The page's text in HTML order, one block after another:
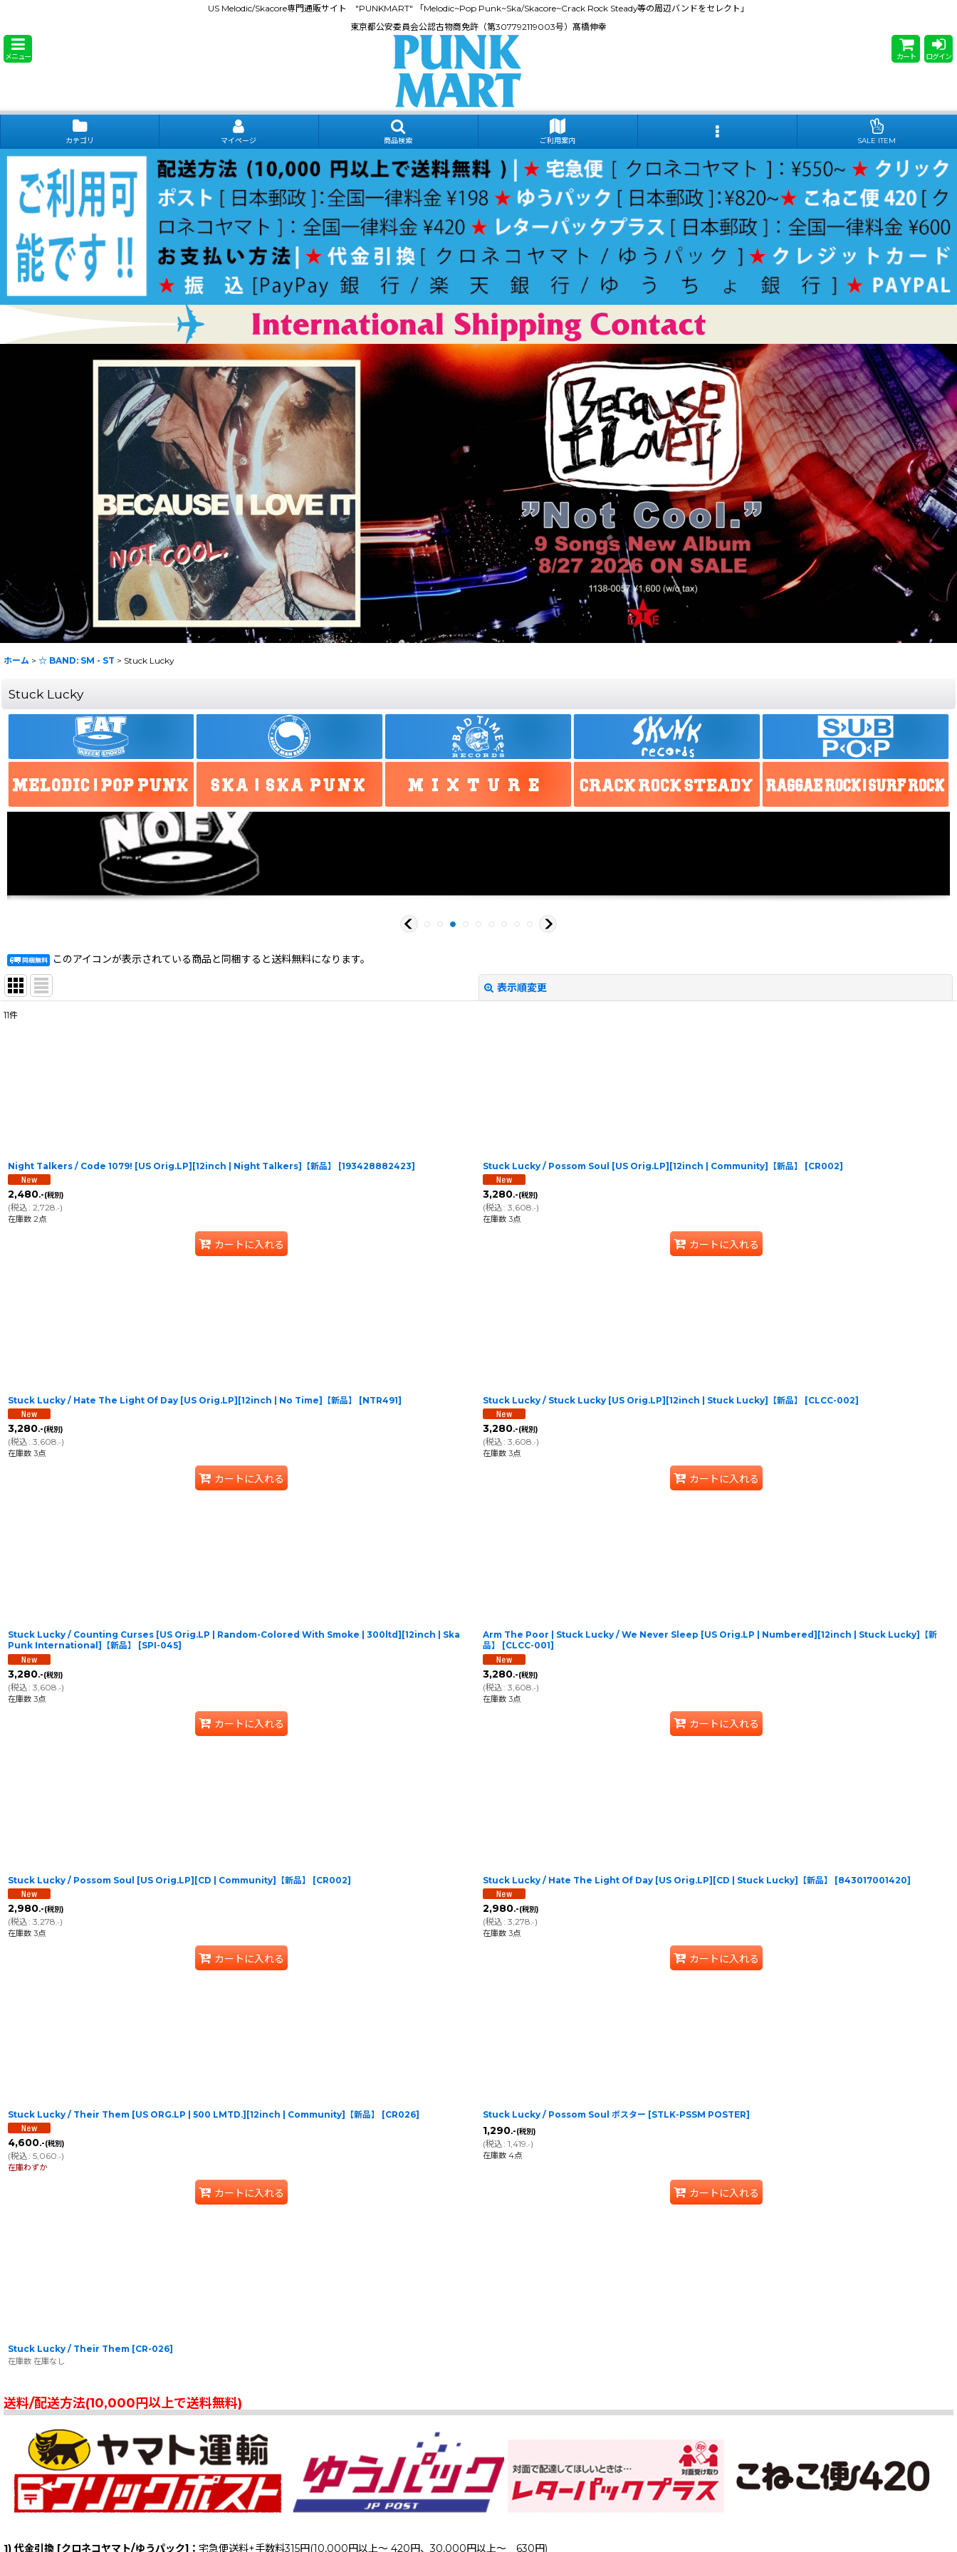
US Melodic/Skacore専門通販サイト "PUNKMART" 「Melodic~Pop Punk~Ska/Skacore~Crack Rock Steady等の周辺バンドをセレクト」
東京都公安委員会公認古物商免許（第307792119003号）髙橋伸幸
メニュー カート ログイン
カテゴリ マイページ 商品検索 ご利用案内 SALE ITEM
ホーム > ☆ BAND: SM - ST > Stuck Lucky
Stuck Lucky
このアイコンが表示されている商品と同梱すると送料無料になります。
表示順変更
11件
Night Talkers / Code 1079! [US Orig.LP][12inch | Night Talkers]【新品】 [193428882423]
2,480.-(税別)
(税込: 2,728.-)
在庫数 2点
カートに入れる
Stuck Lucky / Possom Soul [US Orig.LP][12inch | Community]【新品】 [CR002]
3,280.-(税別)
(税込: 3,608.-)
在庫数 3点
カートに入れる
Stuck Lucky / Hate The Light Of Day [US Orig.LP][12inch | No Time]【新品】 [NTR491]
3,280.-(税別)
(税込: 3,608.-)
在庫数 3点
カートに入れる
Stuck Lucky / Stuck Lucky [US Orig.LP][12inch | Stuck Lucky]【新品】 [CLCC-002]
3,280.-(税別)
(税込: 3,608.-)
在庫数 3点
カートに入れる
Stuck Lucky / Counting Curses [US Orig.LP | Random-Colored With Smoke | 300ltd][12inch | Ska
Punk International]【新品】
[SPI-045]
3,280.-(税別)
(税込: 3,608.-)
在庫数 3点
カートに入れる
Arm The Poor | Stuck Lucky / We Never Sleep [US Orig.LP | Numbered][12inch | Stuck Lucky]【新
品】
[CLCC-001]
3,280.-(税別)
(税込: 3,608.-)
在庫数 3点
カートに入れる
Stuck Lucky / Possom Soul [US Orig.LP][CD | Community]【新品】 [CR002]
2,980.-(税別)
(税込: 3,278.-)
在庫数 3点
カートに入れる
Stuck Lucky / Hate The Light Of Day [US Orig.LP][CD | Stuck Lucky]【新品】 [843017001420]
2,980.-(税別)
(税込: 3,278.-)
在庫数 3点
カートに入れる
Stuck Lucky / Their Them [US ORG.LP | 500 LMTD.][12inch | Community]【新品】 [CR026]
4,600.-(税別)
(税込: 5,060.-)
在庫わずか
カートに入れる
Stuck Lucky / Possom Soul ポスター [STLK-PSSM POSTER]
1,290.-(税別)
(税込: 1,419.-)
在庫数 4点
カートに入れる
Stuck Lucky / Their Them [CR-026]
在庫数 在庫なし
送料/配送方法(10,000円以上で送料無料)
1) 代金引換 [クロネコヤマト/ゆうパック]： 宅急便送料+手数料315円(10,000円以上～ 420円、30,000円以上～ 630円)